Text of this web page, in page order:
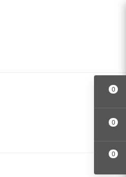
0
0
0